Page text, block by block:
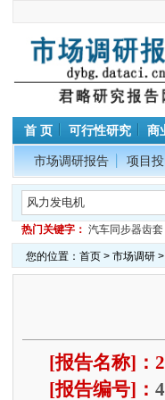
首 页 可行性研究 商
市场调研报告 项目
热门关键字： 汽车同步器齿套
您的位置： 首页> 市场调研>
[报告名称]：
[报告编号]：